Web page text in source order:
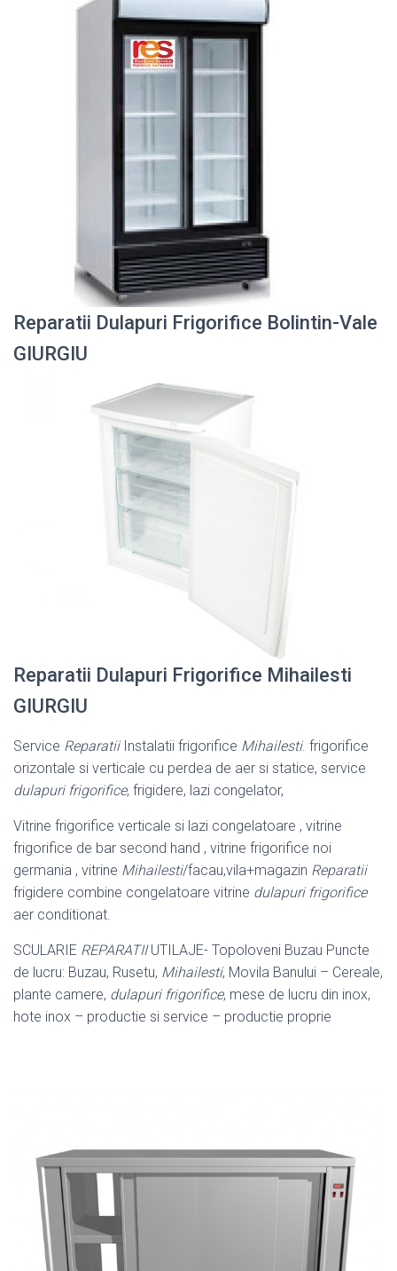
Reparatii Dulapuri Frigorifice Bolintin-Vale
GIURGIU
Reparatii Dulapuri Frigorifice Mihailesti
GIURGIU
Service ReparatiiInstalatii frigorifice Mihailesti. frigorifice
orizontale si verticale cu perdea de aer si statice, service
dulapuri frigorifice, frigidere, lazi congelator,
Vitrine frigorifice verticale si lazi congelatoare , vitrine
frigorifice de bar second hand , vitrine frigorifice noi
germania , vitrine Mihailesti/facau,vila+magazin Reparatii
frigidere combine congelatoare vitrine dulapuri frigorifice
aer conditionat.
SCULARIE REPARATIIUTILAJE- Topoloveni Buzau Puncte
de lucru: Buzau, Rusetu, Mihailesti, Movila Banului – Cereale,
plante camere, dulapuri frigorifice, mese de lucru din inox,
hote inox – productie si service – productie proprie